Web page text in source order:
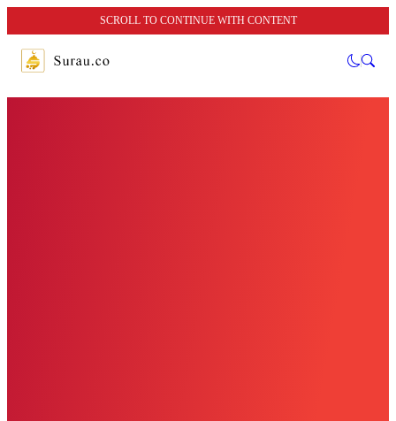
SCROLL TO CONTINUE WITH CONTENT